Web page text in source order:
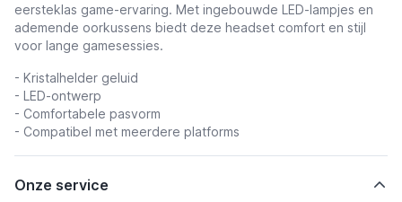
eersteklas game-ervaring. Met ingebouwde LED-lampjes en
ademende oorkussens biedt deze headset comfort en stijl
voor lange gamesessies.
- Kristalhelder geluid
- LED-ontwerp
- Comfortabele pasvorm
- Compatibel met meerdere platforms
Onze service